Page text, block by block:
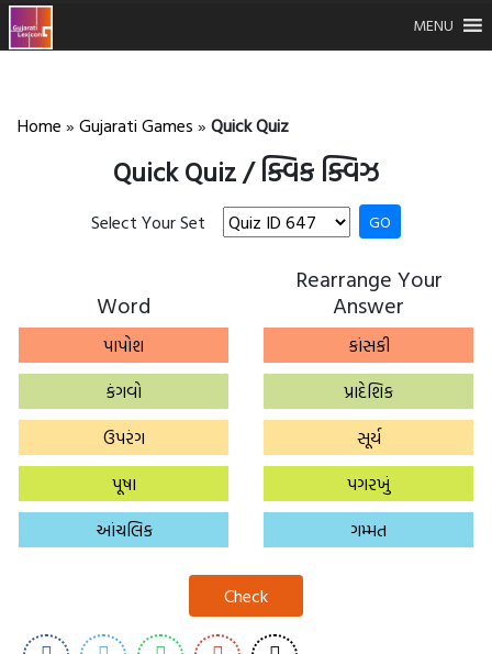
MENU
Home » Gujarati Games » Quick Quiz
Quick Quiz / ક્વિક ક્વિઝ
Select Your Set GO
Word
પાપોશ
કંગવો
ઉપરંગ
પૂષા
આંચલિક
Rearrange Your
Answer
કાંસકી
પ્રાદેશિક
સૂર્ય
પગરખું
ગમ્મત
Check